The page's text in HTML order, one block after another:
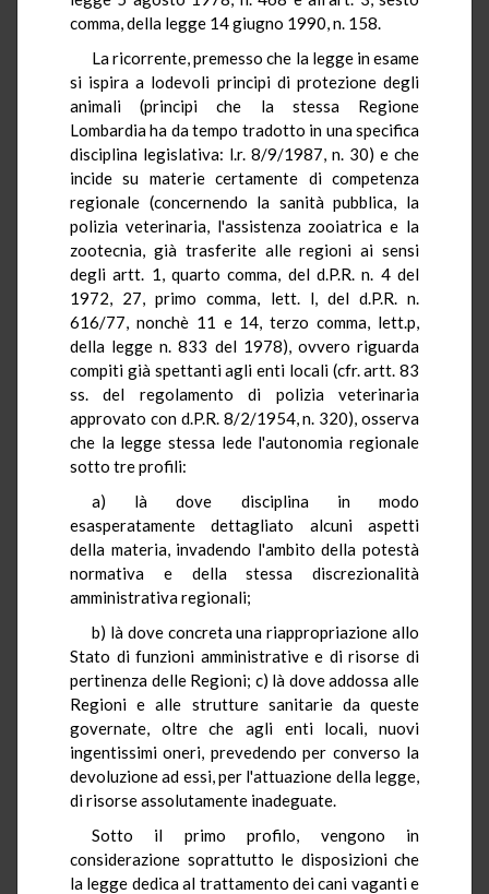
comma, della legge 14 giugno 1990, n. 158.
La ricorrente, premesso che la legge in esame
si ispira a lodevoli principi di protezione degli
animali (principi che la stessa Regione
Lombardia ha da tempo tradotto in una specifica
disciplina legislativa: l.r. 8/9/1987, n. 30) e che
incide su materie certamente di competenza
regionale (concernendo la sanità pubblica, la
polizia veterinaria, l'assistenza zooiatrica e la
zootecnia, già trasferite alle regioni ai sensi
degli artt. 1, quarto comma, del d.P.R. n. 4 del
1972, 27, primo comma, lett. l, del d.P.R. n.
616/77, nonchè 11 e 14, terzo comma, lett.p,
della legge n. 833 del 1978), ovvero riguarda
compiti già spettanti agli enti locali (cfr. artt. 83
ss. del regolamento di polizia veterinaria
approvato con d.P.R. 8/2/1954, n. 320), osserva
che la legge stessa lede l'autonomia regionale
sotto tre profili:
a) là dove disciplina in modo
esasperatamente dettagliato alcuni aspetti
della materia, invadendo l'ambito della potestà
normativa e della stessa discrezionalità
amministrativa regionali;
b) là dove concreta una riappropriazione allo
Stato di funzioni amministrative e di risorse di
pertinenza delle Regioni; c) là dove addossa alle
Regioni e alle strutture sanitarie da queste
governate, oltre che agli enti locali, nuovi
ingentissimi oneri, prevedendo per converso la
devoluzione ad essi, per l'attuazione della legge,
di risorse assolutamente inadeguate.
Sotto il primo profilo, vengono in
considerazione soprattutto le disposizioni che
la legge dedica al trattamento dei cani vaganti e